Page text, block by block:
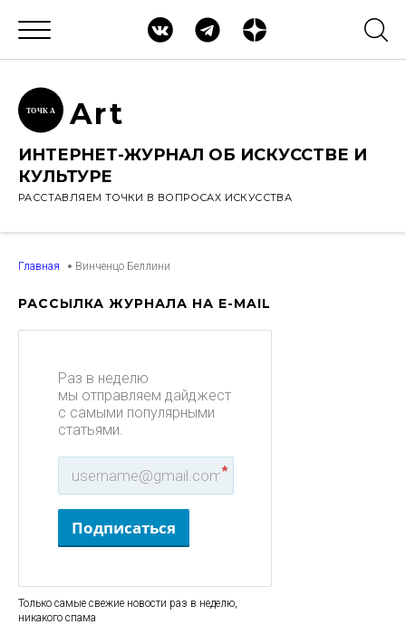
ТОЧК А Art
ИНТЕРНЕТ-ЖУРНАЛ ОБ ИСКУССТВЕ И
КУЛЬТУРЕ
РАССТАВЛЯЕМ ТОЧКИ В ВОПРОСАХ ИСКУССТВА
Главная Винченцо Беллини
РАССЫЛКА ЖУРНАЛА НА E-MAIL
Раз в неделю
мы отправляем дайджест
с самыми популярными
статьями.
*
Подписаться
Только самые свежие новости раз в неделю,
никакого спама